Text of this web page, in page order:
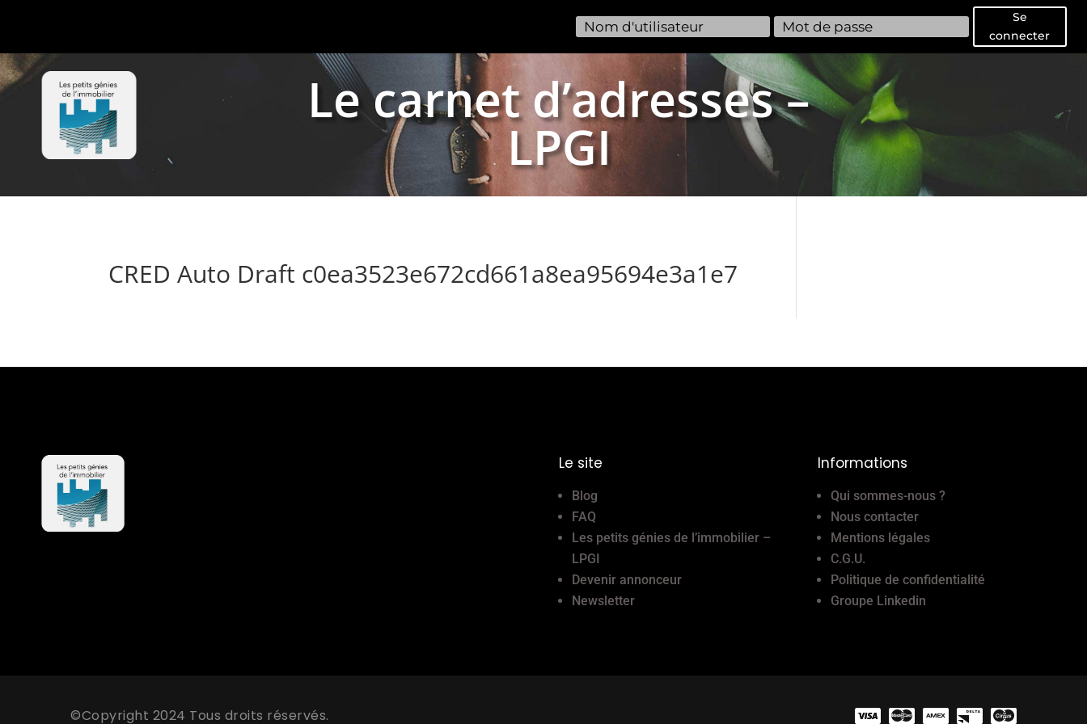
Se
connecter
Le carnet d’adresses –
LPGI
CRED Auto Draft c0ea3523e672cd661a8ea95694e3a1e7
Le site
Blog
FAQ
Les petits génies de l’immobilier –
LPGI
Devenir annonceur
Newsletter
Informations
Qui sommes-nous ?
Nous contacter
Mentions légales
C.G.U.
Politique de confidentialité
Groupe Linkedin
©Copyright 2024 Tous droits réservés.